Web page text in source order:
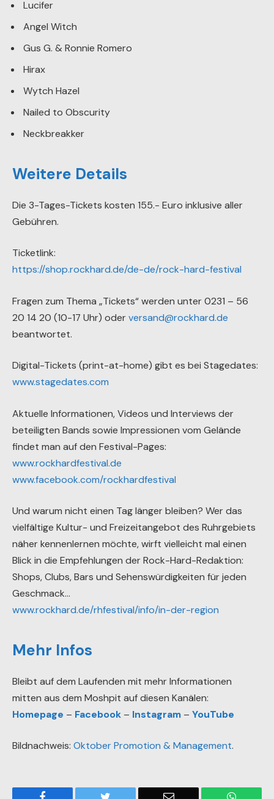
Lucifer
Angel Witch
Gus G. & Ronnie Romero
Hirax
Wytch Hazel
Nailed to Obscurity
Neckbreakker
Weitere Details
Die 3-Tages-Tickets kosten 155.- Euro inklusive aller
Gebühren.
Ticketlink:
https://shop.rockhard.de/de-de/rock-hard-festival
Fragen zum Thema „Tickets“ werden unter 0231 – 56
20 14 20 (10-17 Uhr) oderversand@rockhard.de
beantwortet.
Digital-Tickets (print-at-home) gibt es bei Stagedates:
www.stagedates.com
Aktuelle Informationen, Videos und Interviews der
beteiligten Bands sowie Impressionen vom Gelände
findet man auf den Festival-Pages:
www.rockhardfestival.de
www.facebook.com/rockhardfestival
Und warum nicht einen Tag länger bleiben? Wer das
vielfältige Kultur- und Freizeitangebot des Ruhrgebiets
näher kennenlernen möchte, wirft vielleicht mal einen
Blick in die Empfehlungen der Rock-Hard-Redaktion:
Shops, Clubs, Bars und Sehenswürdigkeiten für jeden
Geschmack…
www.rockhard.de/rhfestival/info/in-der-region
Mehr Infos
Bleibt auf dem Laufenden mit mehr Informationen
mitten aus dem Moshpit auf diesen Kanälen:
Homepage – Facebook – Instagram – YouTube
Bildnachweis: Oktober Promotion & Management.